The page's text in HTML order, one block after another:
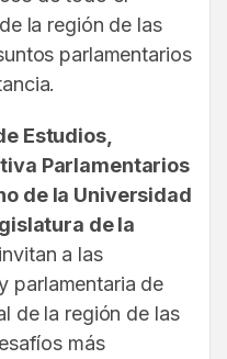
la región de las
parlamentarios
Estudios,
Parlamentarios
de la Universidad
de la
a las
parlamentaria de
de la región de las
más